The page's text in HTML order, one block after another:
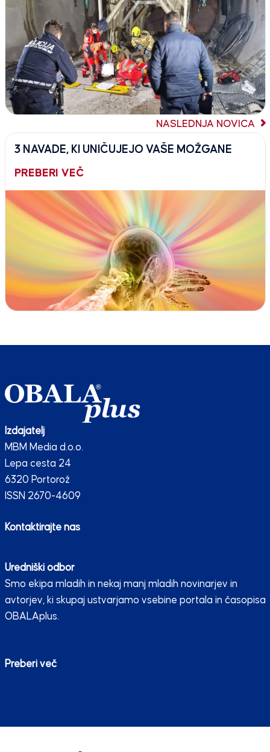
NASLEDNJA NOVICA
3 NAVADE, KI UNIČUJEJO VAŠE MOŽGANE
PREBERI VEČ
Izdajatelj
MBM Media d.o.o.
Lepa cesta 24
6320 Portorož
ISSN 2670-4609
Kontaktirajte nas
Uredniški odbor
Smo ekipa mladih in nekaj manj mladih novinarjev in
avtorjev, ki skupaj ustvarjamo vsebine portala in časopisa
OBALAplus.
Preberi več